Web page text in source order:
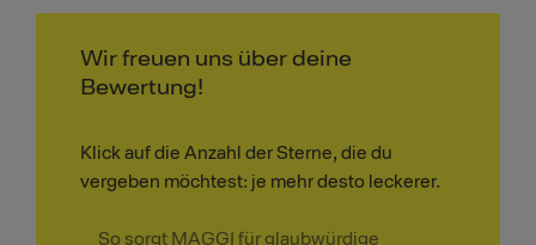
Wir freuen uns über deine
Bewertung!
Klick auf die Anzahl der Sterne, die du
vergeben möchtest: je mehr desto leckerer.
So sorgt MAGGI für glaubwürdige